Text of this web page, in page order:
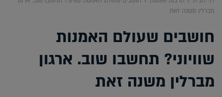
מברלין משנה זאת
חושבים שעולם האמנות
שוויוני? תחשבו שוב. ארגון
מברלין משנה זאת